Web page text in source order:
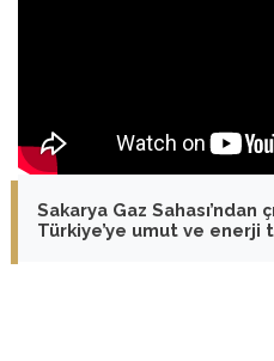
Sakarya Gaz Sahası’ndan
Türkiye’ye umut ve enerji